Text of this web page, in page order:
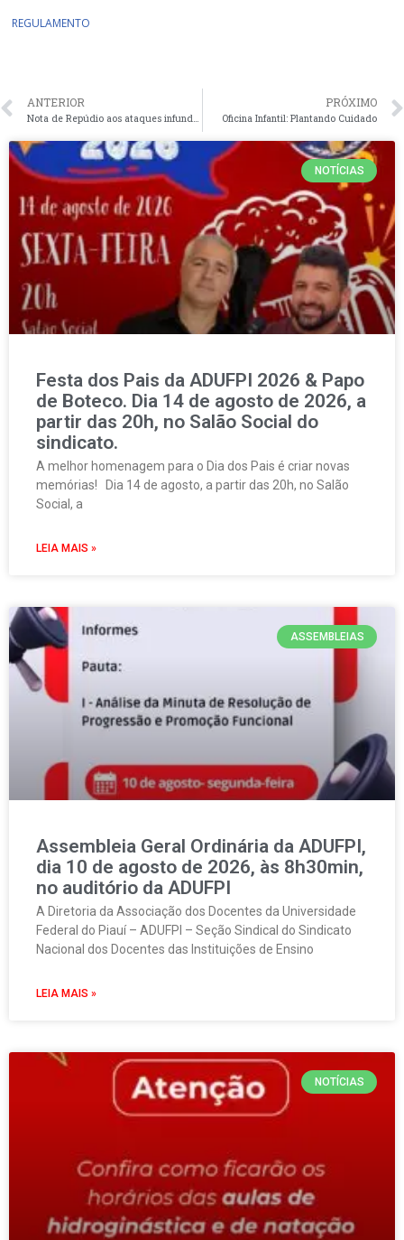
REGULAMENTO
ANTERIOR
Nota de Repúdio aos ataques infundados a docentes da UFPI
PRÓXIMO
Oficina Infantil: Plantando Cuidado
NOTÍCIAS
Festa dos Pais da ADUFPI 2026 & Papo
de Boteco. Dia 14 de agosto de 2026, a
partir das 20h, no Salão Social do
sindicato.
A melhor homenagem para o Dia dos Pais é criar novas
memórias! Dia 14 de agosto, a partir das 20h, no Salão
Social, a
LEIA MAIS »
ASSEMBLEIAS
Assembleia Geral Ordinária da ADUFPI,
dia 10 de agosto de 2026, às 8h30min,
no auditório da ADUFPI
A Diretoria da Associação dos Docentes da Universidade
Federal do Piauí – ADUFPI – Seção Sindical do Sindicato
Nacional dos Docentes das Instituições de Ensino
LEIA MAIS »
NOTÍCIAS